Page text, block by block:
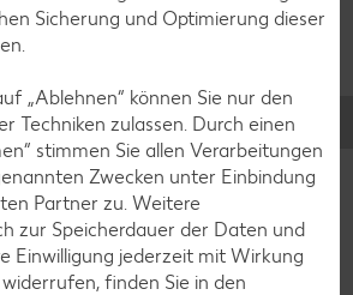
muss nicht automatisch auf
verzichten. Ob süß oder herzhaft –
Rezepten zauberst du dir Gerichte,
sondern auch richtig lecker sind.
Sicherung und Optimierung dieser
„Ablehnen“ können Sie nur den
Techniken zulassen. Durch einen
stimmen Sie allen Verarbeitungen
Zwecken unter Einbindung
Partner zu. Weitere
zur Speicherdauer der Daten und
Einwilligung jederzeit mit Wirkung
finden Sie in den